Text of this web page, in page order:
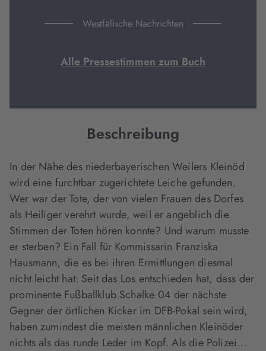
Westfälische Nachrichten
Alle Pressestimmen zum Buch
Beschreibung
In der Nähe des niederbayerischen Weilers Kleinöd
wird eine furchtbar zugerichtete Leiche gefunden.
Wer war der Tote, der von vielen Frauen des Dorfes
als Heiliger verehrt wurde, weil er angeblich die
Stimmen der Toten hören konnte? Und warum musste
er sterben? Ein Fall für Kommissarin Franziska
Hausmann, die es bei ihren Ermittlungen diesmal
nicht leicht hat: Seit das Los entschieden hat, dass der
prominente Fußballklub Schalke 04 der nächste
Gegner der örtlichen Kicker im DFB-Pokal sein wird,
haben zumindest die meisten männlichen Kleinöder
nichts als das runde Leder im Kopf. Als die Polizei…